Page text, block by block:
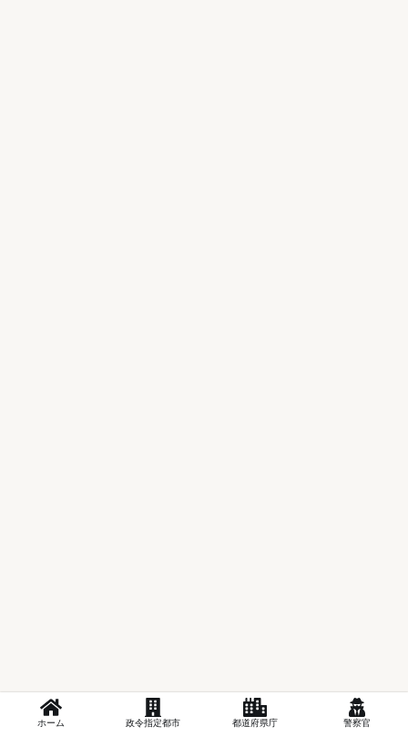
ホーム 政令指定都市 都道府県庁 警察官